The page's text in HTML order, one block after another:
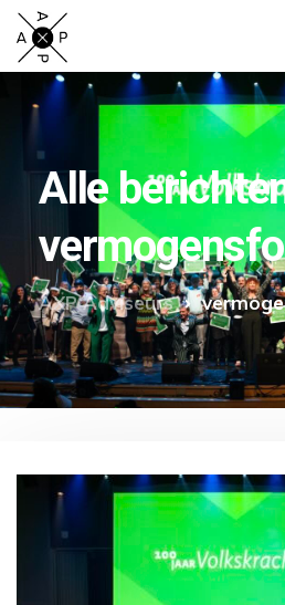
Alle
AXP Adviseurs